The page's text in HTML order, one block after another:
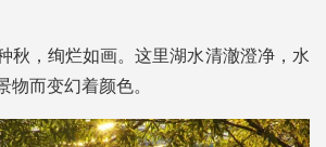
秋，绚烂如画。这里湖水清澈澄净，水
物而变幻着颜色。